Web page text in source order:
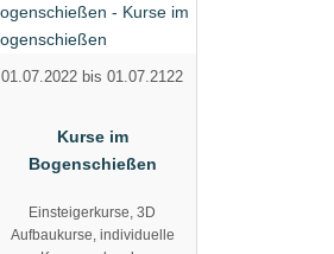
01.07.2022 bis 01.07.2122
Kurse im
Bogenschießen
Einsteigerkurse, 3D
Aufbaukurse, individuelle